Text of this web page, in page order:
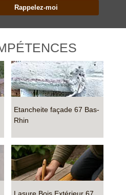
Etancheite façade 67 Bas-
Rhin